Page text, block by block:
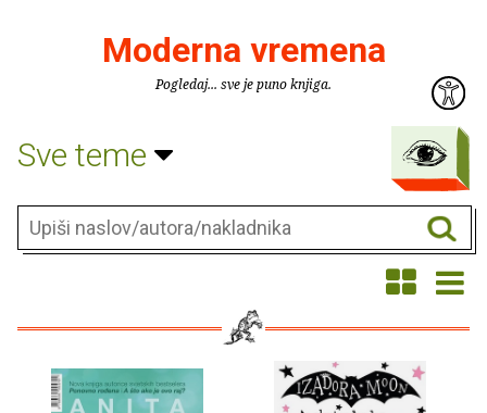
Moderna vremena
Pogledaj... sve je puno knjiga.
Sve teme